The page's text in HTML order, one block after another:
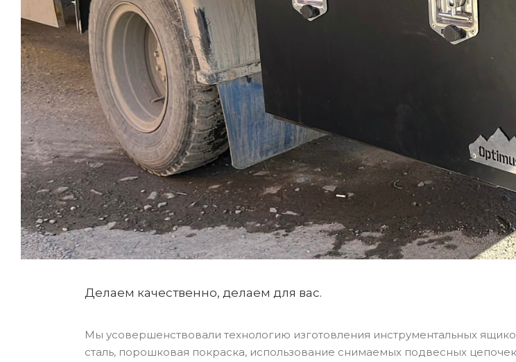
Делаем качественно, делаем для вас.
Мы усовершенствовали технологию изготовления инструментальных
сталь, порошковая покраска, использование снимаемых подвесных